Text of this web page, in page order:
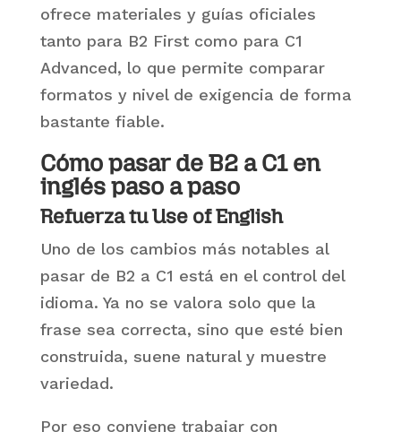
ofrece materiales y guías oficiales
tanto para B2 First como para C1
Advanced, lo que permite comparar
formatos y nivel de exigencia de forma
bastante fiable.
Cómo pasar de B2 a C1 en
inglés paso a paso
Refuerza tu Use of English
Uno de los cambios más notables al
pasar de B2 a C1 está en el control del
idioma. Ya no se valora solo que la
frase sea correcta, sino que esté bien
construida, suene natural y muestre
variedad.
Por eso conviene trabajar con